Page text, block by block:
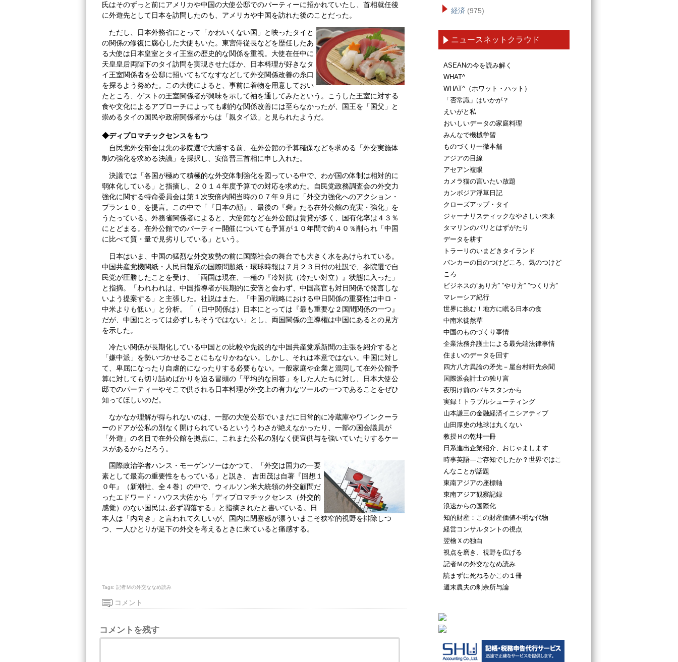
氏はそのずっと前にアメリカや中国の大使公邸でのパーティーに招かれていたし、首相就任後
に外遊先として日本を訪問したのも、アメリカや中国を訪れた後のことだった。
ただし、日本外務省にとって「かわいくない国」と映ったタイと
の関係の修復に腐心した大使もいた。東宮侍従長などを歴任したあ
る大使は日本皇室とタイ王室の歴史的な関係を重視。大使在任中に
天皇皇后両陛下のタイ訪問を実現させたほか、日本料理が好きなタ
イ王室関係者を公邸に招いてもてなすなどして外交関係改善の糸口
を探るよう努めた。この大使によると、事前に着物を用意しておい
たところ、ゲストの王室関係者が興味を示して袖を通してみたという。こうした王室に対する
食や文化によるアプローチによっても劇的な関係改善には至らなかったが、国王を「国父」と
崇めるタイの国民や政府関係者からは「親タイ派」と見られたようだ。
◆ディプロマチックセンスをもつ
自民党外交部会は先の参院選で大勝する前、在外公館の予算確保などを求める「外交実施体
制の強化を求める決議」を採択し、安倍晋三首相に申し入れた。
決議では「各国が極めて積極的な外交体制強化を図っている中で、わが国の体制は相対的に
弱体化している」と指摘し、２０１４年度予算での対応を求めた。自民党政務調査会の外交力
強化に関する特命委員会は第１次安倍内閣当時の０７年９月に「外交力強化へのアクション・
プラン１０」を提言。この中で「『日本の顔』、最後の『砦』たる在外公館の充実・強化」を
うたっている。外務省関係者によると、大使館など在外公館は賃貸が多く、国有化率は４３％
にとどまる。在外公館でのパーティー開催についても予算が１０年間で約４０％削られ「中国
に比べて質・量で見劣りしている」という。
日本はいま、中国の猛烈な外交攻勢の前に国際社会の舞台でも大きく水をあけられている。
中国共産党機関紙・人民日報系の国際問題紙・環球時報は７月２３日付の社説で、参院選で自
民党が圧勝したことを受け、「両国は現在、一種の『冷対抗（冷たい対立）』状態に入った」
と指摘。「われわれは、中国指導者が長期的に安倍と会わず、中国高官も対日関係で発言しな
いよう提案する」と主張した。社説はまた、「中国の戦略における中日関係の重要性は中ロ・
中米よりも低い」と分析。「（日中関係は）日本にとっては『最も重要な２国間関係の一つ』
だが、中国にとっては必ずしもそうではない」とし、両国関係の主導権は中国にあるとの見方
を示した。
冷たい関係が長期化している中国との比較や先鋭的な中国共産党系新聞の主張を紹介すると
「嫌中派」を勢いづかせることにもなりかねない。しかし、それは本意ではない。中国に対し
て、卑屈になったり自虐的になったりする必要もない。一般家庭や企業と混同して在外公館予
算に対しても切り詰めばかりを迫る冒頭の「平均的な回答」をした人たちに対し、日本大使公
邸でのパーティーやそこで供される日本料理が外交上の有力なツールの一つであることをぜひ
知ってほしいのだ。
なかなか理解が得られないのは、一部の大使公邸でいまだに日常的に冷蔵庫やワインクーラ
ーのドアが公私の別なく開けられているといううわさが絶えなかったり、一部の国会議員が
「外遊」の名目で在外公館を拠点に、これまた公私の別なく便宜供与を強いていたりするケー
スがあるからだろう。
国際政治学者ハンス・モーゲンソーはかつて、「外交は国力の一要
素として最高の重要性をもっている」と説き、 吉田茂は自著『回想１
０年』（新潮社、全４巻）の中で、ウィルソン米大統領の外交顧問だ
ったエドワード・ハウス大佐から「ディプロマチックセンス（外交的
感覚）のない国民は､必ず凋落する」と指摘されたと書いている。日
本人は「内向き」と言われて久しいが、国内に閉塞感が漂ういまこそ狭窄的視野を排除しつ
つ、一人ひとりが足下の外交を考えるときに来ていると痛感する。
Tags: 記者Ｍの外交ななめ読み
コメント
コメントを残す
経済 (975)
ニュースネットクラウド
ASEANの今を読み解く
WHAT^
WHAT^（ホワット・ハット）
「否常識」はいかが？
えいがと私
おいしいデータの家庭料理
みんなで機械学習
ものづくり一徹本舗
アジアの目線
アセアン複眼
カメラ猫の言いたい放題
カンボジア浮草日記
クローズアップ・タイ
ジャーナリスティックなやさしい未来
タマリンのパリとはずがたり
データを耕す
トラーリのいまどきタイランド
バンカーの目のつけどころ、気のつけど
ころ
ビジネスの”あり方” ”やり方” ”つくり方”
マレーシア紀行
世界に挑む！地方に眠る日本の食
中南米徒然草
中国のものづくり事情
企業法務弁護士による最先端法律事情
住まいのデータを回す
四方八方異論の矛先－屋台村軒先余聞
国際派会計士の独り言
夜明け前のパキスタンから
実録！トラブルシューティング
山本謙三の金融経済イニシアティブ
山田厚史の地球は丸くない
教授Ｈの乾坤一冊
日系進出企業紹介、おじゃまします
時事英語―ご存知でしたか？世界ではこ
んなことが話題
東南アジアの座標軸
東南アジア観察記録
浪速からの国際化
知的財産：この財産価値不明な代物
経営コンサルタントの視点
翌檜Ｘの独白
視点を磨き、視野を広げる
記者Ｍの外交ななめ読み
読まずに死ねるかこの１冊
週末農夫の剰余所与論